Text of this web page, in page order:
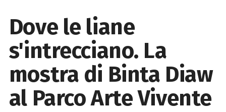
Dove le liane
s'intrecciano. La
mostra di Binta Diaw
al Parco Arte Vivente